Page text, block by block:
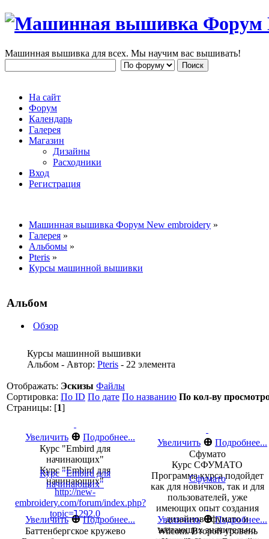
Машинная вышивка для всех. Мы научим вас вышивать!
На сайт
Форум
Календарь
Галерея
Магазин
Дизайны
Расходники
Вход
Регистрация
Машинная вышивка Форум New embroidery »
Галерея »
Альбомы »
Pteris »
Курсы машинной вышивки
Альбом
Обзор
Курсы машинной вышивки
Альбом - Автор: Pteris - 22 элемента
Отображать: Эскизы Файлы
Сортировка: По ID По дате По названию По кол-ву
Страницы: [1]
Увеличить ⊕ Подробнее...
Курс "Embird для
начинающих"
Курс "Embird для
начинающих"
http://new-
embroidery.com/forum/index.php?
topic=1292.0
Курс "Embird для
начинающих"
Увеличить ⊕ Подробнее...
Сфумато
Курс СФУМАТО
Программа курса подойдет
как для новичков, так и для
пользователей, уже
имеющих опыт создания
дизайнов сфумато и
желающих значительно
Сфумато
Увеличить ⊕ Подробнее...
Баттенбергское кружево
Увеличить ⊕ Подробнее...
Wilcom. Второй уровень